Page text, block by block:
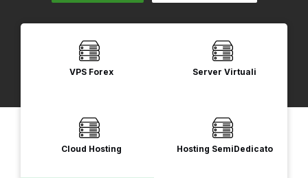
VPS Forex Server Virtuali
Cloud Hosting Hosting SemiDedicato